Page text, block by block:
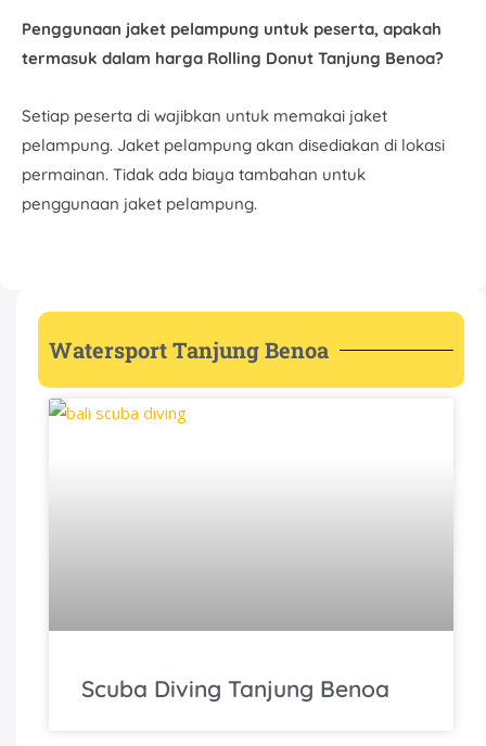
Penggunaan jaket pelampung untuk peserta, apakah
termasuk dalam harga Rolling Donut Tanjung Benoa?
Setiap peserta di wajibkan untuk memakai jaket
pelampung. Jaket pelampung akan disediakan di lokasi
permainan. Tidak ada biaya tambahan untuk
penggunaan jaket pelampung.
Watersport Tanjung Benoa
Scuba Diving Tanjung Benoa